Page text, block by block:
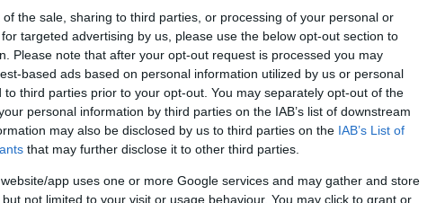
the sale, sharing to third parties, or processing of your personal or
targeted advertising by us, please use the below opt-out section to
Please note that after your opt-out request is processed you may
based ads based on personal information utilized by us or personal
to third parties prior to your opt-out. You may separately opt-out of the
personal information by third parties on the IAB’s list of downstream
may also be disclosed by us to third parties on the IAB’s List of
that may further disclose it to other third parties.
app uses one or more Google services and may gather and store
not limited to your visit or usage behaviour. You may click to grant or
Κάνε κλικ και δες περισσότεροemakedonia.gr
Πρόσθεσέ το στην
ΚΟΙΝΩΝΙΑ